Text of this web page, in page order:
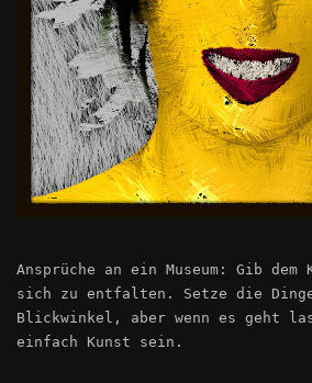
Ansprüche an ein Museum: Gib dem
sich zu entfalten. Setze die
Blickwinkel, aber wenn es geht
einfach Kunst sein.